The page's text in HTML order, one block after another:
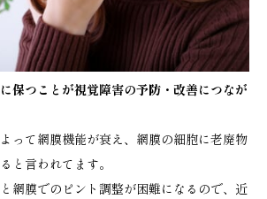
保つことが視覚障害の予防・改善につなが
って網膜機能が衰え、網膜の細胞に老廃物
と言われてます。
網膜でのピント調整が困難になるので、近